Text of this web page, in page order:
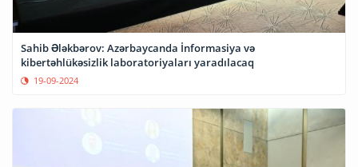
Sahib Ələkbərov: Azərbaycanda İnformasiya və
kibertəhlükəsizlik laboratoriyaları yaradılacaq
19-09-2024